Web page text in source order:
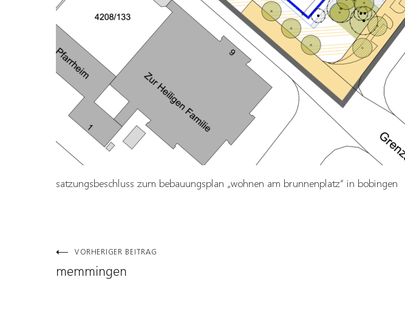
satzungsbeschluss zum bebauungsplan „wohnen am brunnenplatz“ in bobingen
Beitragsnavigation
VORHERIGER BEITRAG
memmingen